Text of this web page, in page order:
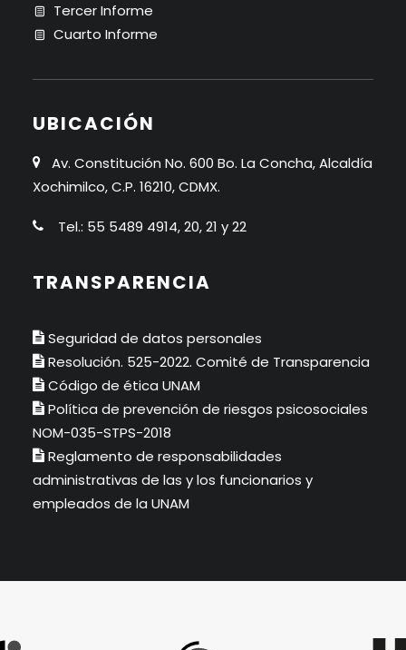
Tercer Informe
Cuarto Informe
UBICACIÓN
Av. Constitución No. 600 Bo. La Concha, Alcaldía
Xochimilco, C.P. 16210, CDMX.
Tel.: 55 5489 4914, 20, 21 y 22
TRANSPARENCIA
Seguridad de datos personales
Resolución. 525-2022. Comité de Transparencia
Código de ética UNAM
Política de prevención de riesgos psicosociales
NOM-035-STPS-2018
Reglamento de responsabilidades
administrativas de las y los funcionarios y
empleados de la UNAM